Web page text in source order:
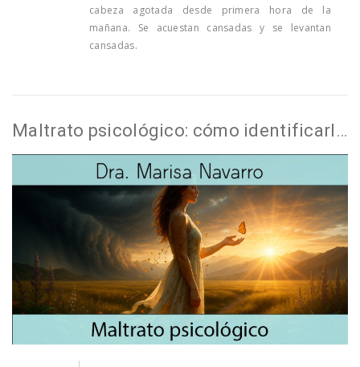
cabeza agotada desde primera hora de la
mañana. Se acuestan cansadas y se levantan
cansadas.
Maltrato psicológico: cómo identificarlo, afrontarlo y sanar emocionalmente